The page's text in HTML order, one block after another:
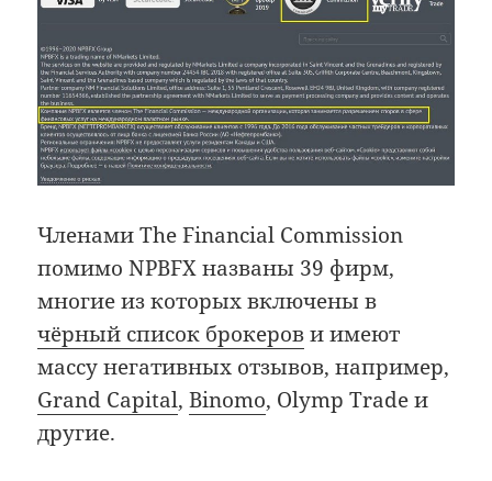
Членами The Financial Commission
помимо NPBFX названы 39 фирм,
многие из которых включены в
чёрный список брокерови имеют
массу негативных отзывов, например,
Grand Capital,Binomo, Olymp Trade и
другие.